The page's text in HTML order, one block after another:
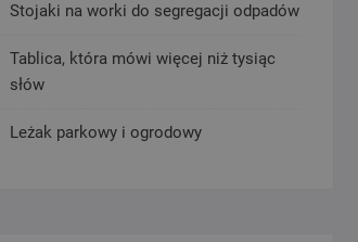
Stojaki na worki do segregacji odpadów
Tablica, która mówi więcej niż tysiąc
słów
Leżak parkowy i ogrodowy